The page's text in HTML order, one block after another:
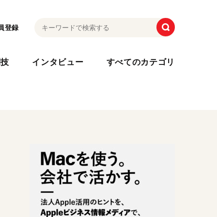
登録
インタビュー すべてのカテゴリ